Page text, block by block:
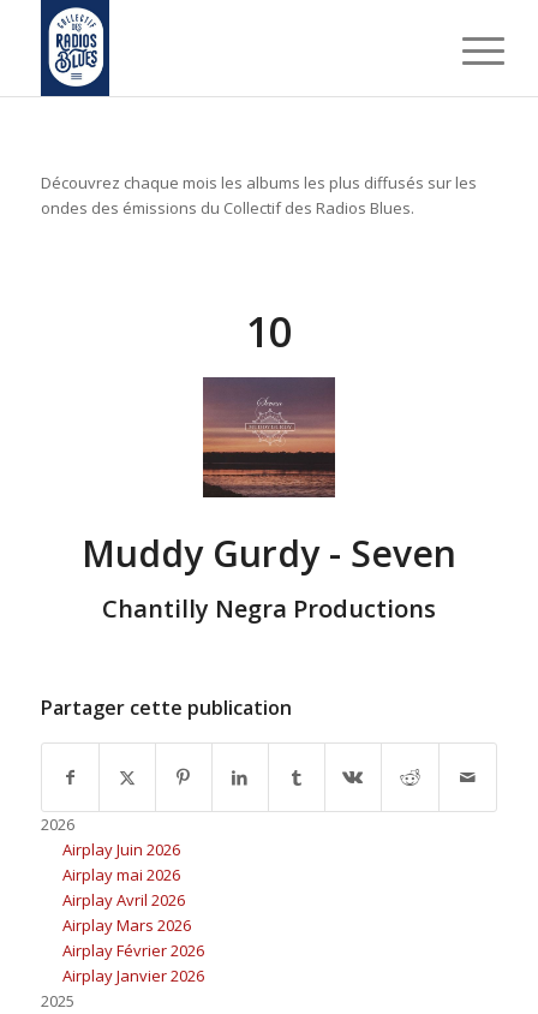
Découvrez chaque mois les albums les plus diffusés sur les
ondes des émissions du Collectif des Radios Blues.
10
Muddy Gurdy - Seven
Chantilly Negra Productions
Partager cette publication
2026
Airplay Juin 2026
Airplay mai 2026
Airplay Avril 2026
Airplay Mars 2026
Airplay Février 2026
Airplay Janvier 2026
2025